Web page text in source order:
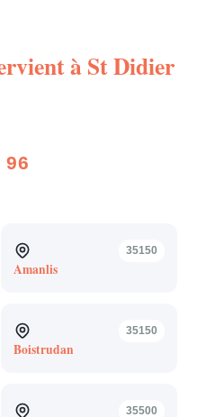
àSt Didier
96
35150
Amanlis
35150
Boistrudan
35500